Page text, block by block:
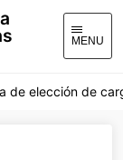
MENU
de elección de